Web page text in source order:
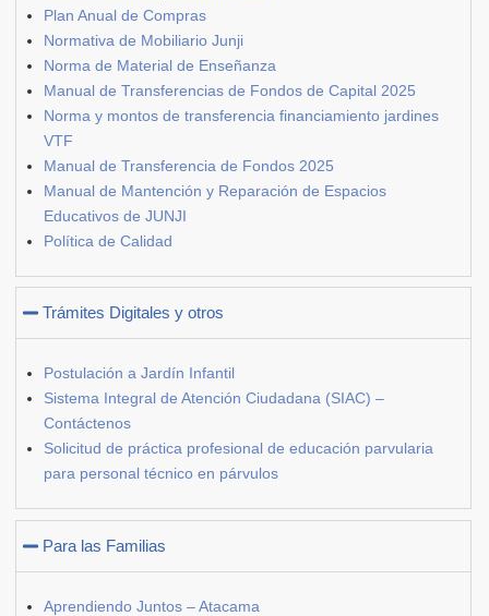
Plan Anual de Compras
Normativa de Mobiliario Junji
Norma de Material de Enseñanza
Manual de Transferencias de Fondos de Capital 2025
Norma y montos de transferencia financiamiento jardines
VTF
Manual de Transferencia de Fondos 2025
Manual de Mantención y Reparación de Espacios
Educativos de JUNJI
Política de Calidad
Trámites Digitales y otros
Postulación a Jardín Infantil
Sistema Integral de Atención Ciudadana (SIAC) –
Contáctenos
Solicitud de práctica profesional de educación parvularia
para personal técnico en párvulos
Para las Familias
Aprendiendo Juntos – Atacama